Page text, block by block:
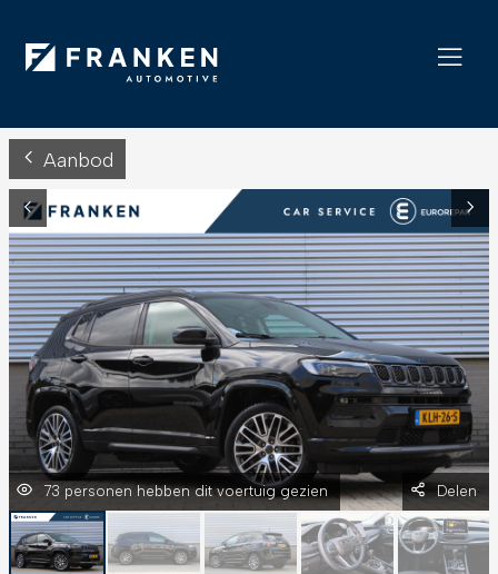
73 personen hebben dit voertuig gezien Delen
Aanbod